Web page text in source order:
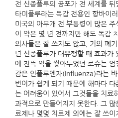
전 신종플루의 공포가 전 세계를
타미플루라는 독감 전용인 항바이
미국의 아무개 전 부통령이 많은
이 약은 몇 년 전까지만 해도 독감
의사들은 잘 쓰지도 않고, 거의 폐
년 신종플루가 대유행할 때 효과가
에 잔뜩 약을 쌓아두었던 로슈는
감은 인플루엔자(Influenza)라는
변이가 쉽게 되기 때문에 해마다
는 어려움이 있어서 그것들을 치료
과적으로 만들어지지 못한다. 그 많
료제나 몇몇 치료제 외에는 잘 쓰